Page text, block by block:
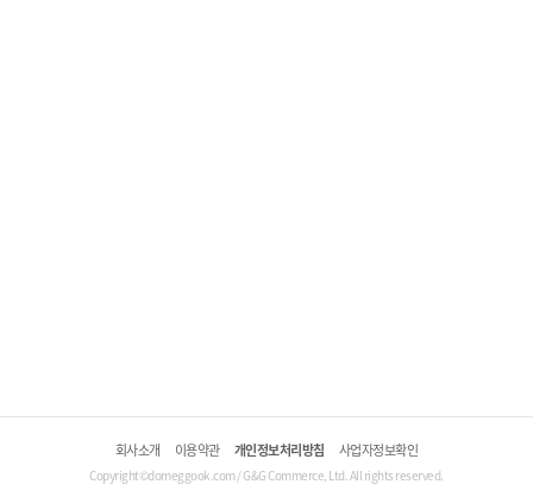
회사소개 이용약관 개인정보처리방침 사업자정보확인
Copyright©domeggook.com / G&G Commerce, Ltd. All rights reserved.